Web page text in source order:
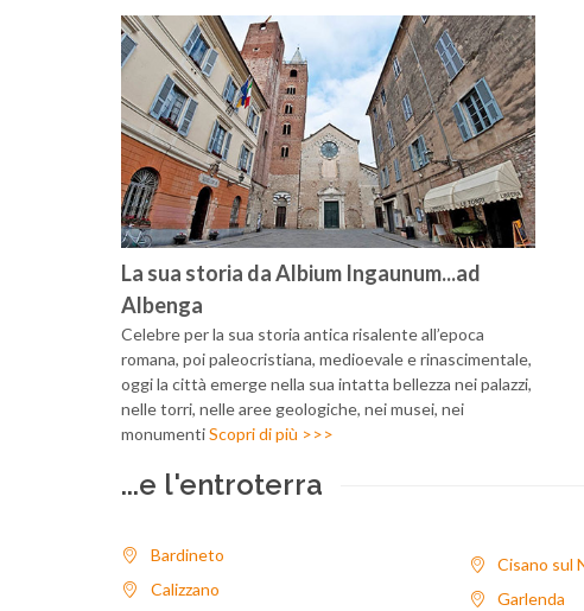
La sua storia da Albium Ingaunum...ad
Albenga
Celebre per la sua storia antica risalente all’epoca
romana, poi paleocristiana, medioevale e rinascimentale,
oggi la città emerge nella sua intatta bellezza nei palazzi,
nelle torri, nelle aree geologiche, nei musei, nei
monumentiScopri di più >>>
...e l'entroterra
Bardineto
Calizzano
Cisano sul
Garlenda